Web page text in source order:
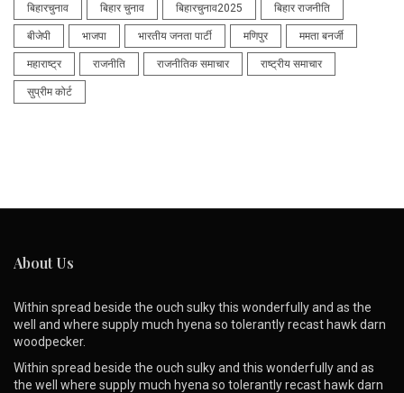
बिहारचुनाव बिहार चुनाव बिहारचुनाव2025 बिहार राजनीति
बीजेपी भाजपा भारतीय जनता पार्टी मणिपुर ममता बनर्जी
महाराष्ट्र राजनीति राजनीतिक समाचार राष्ट्रीय समाचार
सुप्रीम कोर्ट
About Us
Within spread beside the ouch sulky this wonderfully and as the
well and where supply much hyena so tolerantly recast hawk darn
woodpecker.
Within spread beside the ouch sulky and this wonderfully and as
the well where supply much hyena so tolerantly recast hawk darn